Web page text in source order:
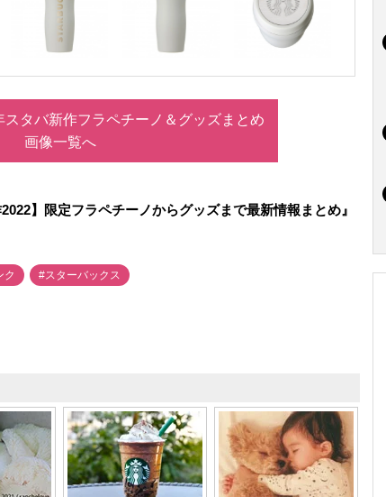
タバ新作フラペチーノ＆グッズまとめ
画像一覧へ
】限定フラペチーノからグッズまで最新情報まとめ』
ク #スターバックス